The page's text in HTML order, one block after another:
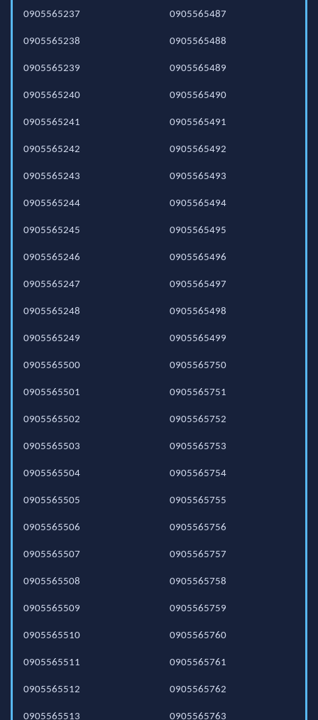
0905565237
0905565238
0905565239
0905565240
0905565241
0905565242
0905565243
0905565244
0905565245
0905565246
0905565247
0905565248
0905565249
0905565487
0905565488
0905565489
0905565490
0905565491
0905565492
0905565493
0905565494
0905565495
0905565496
0905565497
0905565498
0905565499
0905565500
0905565501
0905565502
0905565503
0905565504
0905565505
0905565506
0905565507
0905565508
0905565509
0905565510
0905565511
0905565512
0905565513
0905565750
0905565751
0905565752
0905565753
0905565754
0905565755
0905565756
0905565757
0905565758
0905565759
0905565760
0905565761
0905565762
0905565763